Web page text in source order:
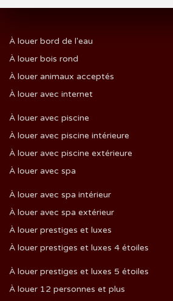
À louer bord de l'eau
À louer bois rond
À louer animaux acceptés
À louer avec internet
À louer avec piscine
À louer avec piscine intérieure
À louer avec piscine extérieure
À louer avec spa
À louer avec spa intérieur
À louer avec spa extérieur
À louer prestiges et luxes
À louer prestiges et luxes 4 étoiles
À louer prestiges et luxes 5 étoiles
À louer 12 personnes et plus